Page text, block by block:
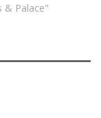
& Palace"